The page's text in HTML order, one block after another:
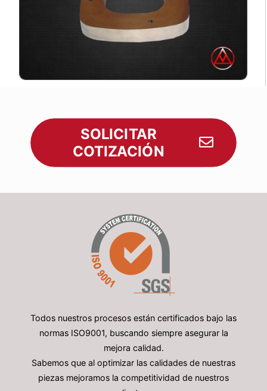
SOLICITAR
COTIZACIÓN
Todos nuestros procesos están certificados bajo las
normas ISO9001, buscando siempre asegurar la
mejora calidad.
Sabemos que al optimizar las calidades de nuestras
piezas mejoramos la competitividad de nuestros